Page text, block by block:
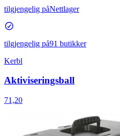
tilgjengelig påNettlager
tilgjengelig på91 butikker
Kerbl
Aktiviseringsball
71,20